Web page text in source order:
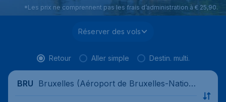
*Les prix ne comprennent pas les frais d’administration à € 25,90.
Réserver des vols
Retour Aller simple Destin. multi.
BRU Bruxelles (Aéroport de Bruxelles-Nation